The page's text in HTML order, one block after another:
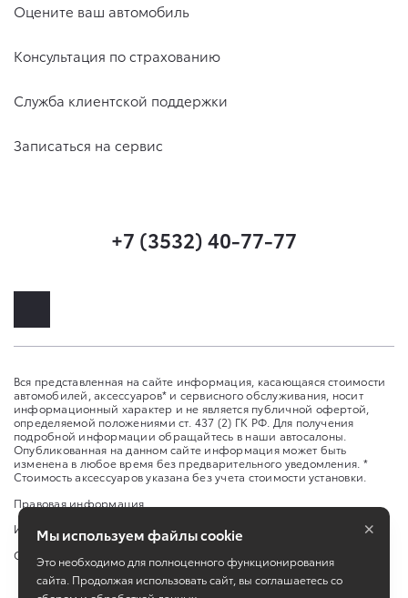
Оцените ваш автомобиль
Консультация по страхованию
Служба клиентской поддержки
Записаться на сервис
+7 (3532) 40-77-77
Вся представленная на сайте информация, касающаяся стоимости
автомобилей, аксессуаров* и сервисного обслуживания, носит
информационный характер и не является публичной офертой,
определяемой положениями ст. 437 (2) ГК РФ. Для получения
подробной информации обращайтесь в наши автосалоны.
Опубликованная на данном сайте информация может быть
изменена в любое время без предварительного уведомления. *
Стоимость аксессуаров указана без учета стоимости установки.
Правовая информация
Изменить настройку cookies
Сбросить cookie
Мы используем файлы cookie
Это необходимо для полноценного функционирования
сайта. Продолжая использовать сайт, вы соглашаетесь со
×